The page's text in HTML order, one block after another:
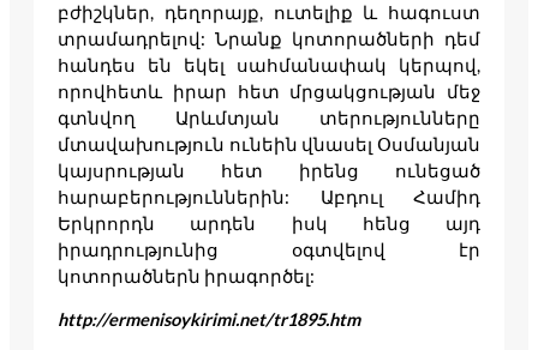
բժիշկներ, դեղորայք, ուտելիք և հագուստ
տրամադրելով: Նրանք կոտորածների դեմ
հանդես են եկել սահմանափակ կերպով,
որովհետև իրար հետ մրցակցության մեջ
գտնվող Արևմտյան տերությունները
մտավախություն ունեին վնասել Օսմանյան
կայսրության հետ իրենց ունեցած
հարաբերություններին: Աբդուլ Համիդ
Երկրորդն արդեն իսկ հենց այդ
իրադրությունից օգտվելով էր
կոտորածներն իրագործել:
http://ermenisoykirimi.net/tr1895.htm